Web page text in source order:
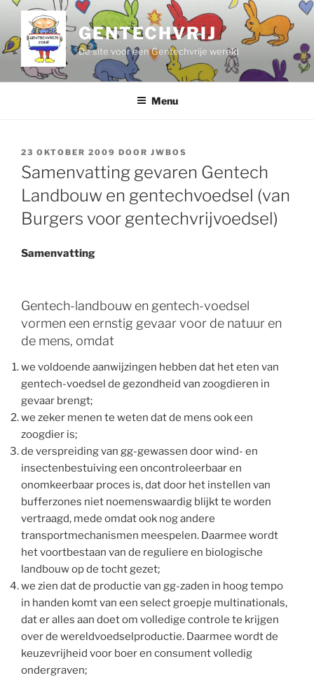
de
inhoud
GENTECHVRIJ
De site voor een Gentechvrije wereld
Menu
GEPLAATST
OP
23 OKTOBER 2009 DOOR JWBOS
Samenvatting gevaren Gentech
Landbouw en gentechvoedsel (van
Burgers voor gentechvrijvoedsel)
Samenvatting
Gentech-landbouw en gentech-voedsel
vormen een ernstig gevaar voor de natuur en
de mens, omdat
we voldoende aanwijzingen hebben dat het eten van
gentech-voedsel de gezondheid van zoogdieren in
gevaar brengt;
we zeker menen te weten dat de mens ook een
zoogdier is;
de verspreiding van gg-gewassen door wind- en
insectenbestuiving een oncontroleerbaar en
onomkeerbaar proces is, dat door het instellen van
bufferzones niet noemenswaardig blijkt te worden
vertraagd, mede omdat ook nog andere
transportmechanismen meespelen. Daarmee wordt
het voortbestaan van de reguliere en biologische
landbouw op de tocht gezet;
we zien dat de productie van gg-zaden in hoog tempo
in handen komt van een select groepje multinationals,
dat er alles aan doet om volledige controle te krijgen
over de wereldvoedselproductie. Daarmee wordt de
keuzevrijheid voor boer en consument volledig
ondergraven;